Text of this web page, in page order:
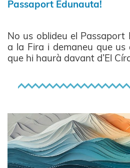
Passaport Edunauta!
No us oblideu el Passaport
a la Fira i demaneu que us
que hi haurà davant d’El